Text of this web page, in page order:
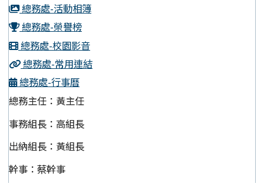
總務處-活動相簿
總務處-榮譽榜
總務處-校園影音
總務處-常用連結
總務處-行事曆
總務主任：黃主任
事務組長：高組長
出納組長：黃組長
幹事：蔡幹事